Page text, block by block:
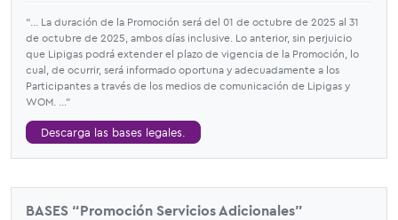
“... La duración de la Promoción será del 01 de octubre de 2025 al 31
de octubre de 2025, ambos días inclusive. Lo anterior, sin perjuicio
que Lipigas podrá extender el plazo de vigencia de la Promoción, lo
cual, de ocurrir, será informado oportuna y adecuadamente a los
Participantes a través de los medios de comunicación de Lipigas y
WOM. ...”
Descarga las bases legales.
BASES “Promoción Servicios Adicionales”